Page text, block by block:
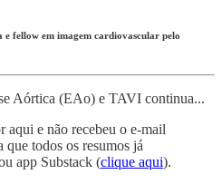
fellow em imagem cardiovascular pelo
Aórtica (EAo) e TAVI continua...
aqui e não recebeu o e-mail
que todos os resumos já
app Substack (clique aqui).